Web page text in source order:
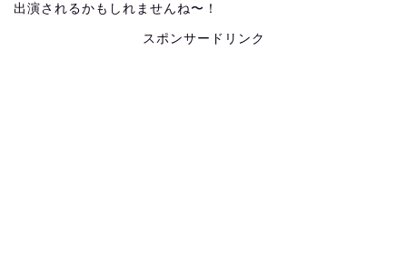
出演されるかもしれませんね〜！
スポンサードリンク